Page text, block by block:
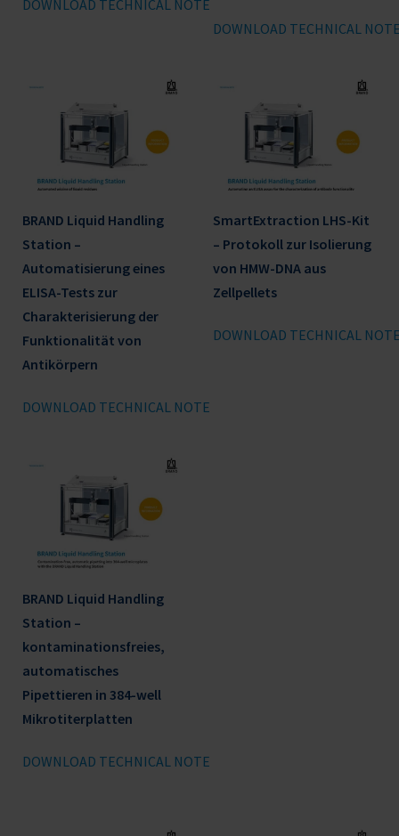
DOWNLOAD TECHNICAL NOTE
DOWNLOAD TECHNICAL
BRAND Liquid Handling
Station –
Automatisierung eines
ELISA-Tests zur
Charakterisierung der
Funktionalität von
Antikörpern
DOWNLOAD TECHNICAL NOTE
SmartExtraction LHS-Kit
– Protokoll zur Isolierung
von HMW-DNA aus
Zellpellets
DOWNLOAD TECHNICAL
BRAND Liquid Handling
Station –
kontaminationsfreies,
automatisches
Pipettieren in 384-well
Mikrotiterplatten
DOWNLOAD TECHNICAL NOTE